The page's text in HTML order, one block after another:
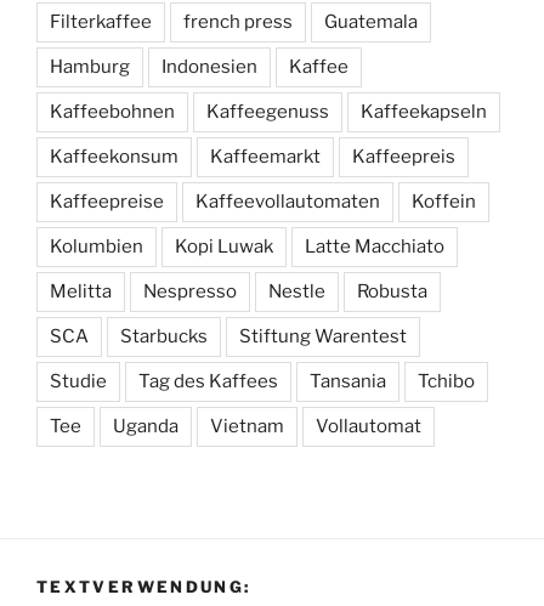
Filterkaffee french press Guatemala
Hamburg Indonesien Kaffee
Kaffeebohnen Kaffeegenuss Kaffeekapseln
Kaffeekonsum Kaffeemarkt Kaffeepreis
Kaffeepreise Kaffeevollautomaten Koffein
Kolumbien Kopi Luwak Latte Macchiato
Melitta Nespresso Nestle Robusta
SCA Starbucks Stiftung Warentest
Studie Tag des Kaffees Tansania Tchibo
Tee Uganda Vietnam Vollautomat
TEXTVERWENDUNG: